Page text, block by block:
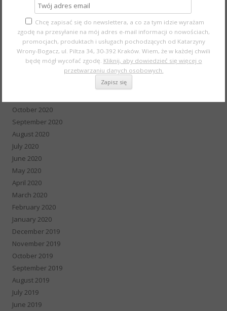
June 2021
May 2021
April 2021
March 2021
February 2021
October 2020
September 2020
August 2020
July 2020
June 2020
May 2020
April 2020
March 2020
February 2020
January 2020
December 2019
November 2019
October 2019
September 2019
August 2019
July 2019
June 2019
Chcę zapisać się do newslettera, a co za tym idzie wyrażam
zgodę na przesyłanie na mój adres e-mail informacji o nowościach,
promocjach, produktach i usługach pochodzących od Katarzyny
Wrony-Bogacz, ul. Piltza 34, 30-392 Kraków. Wiem, że w każdej chwili
będę mógł wycofać zgodę. Kliknij, aby dowiedzieć się więcej o
przetwarzaniu danych osobowych.